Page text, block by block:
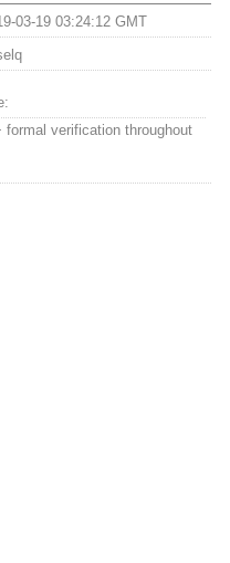
03-19 03:24:12 GMT
formal verification throughout